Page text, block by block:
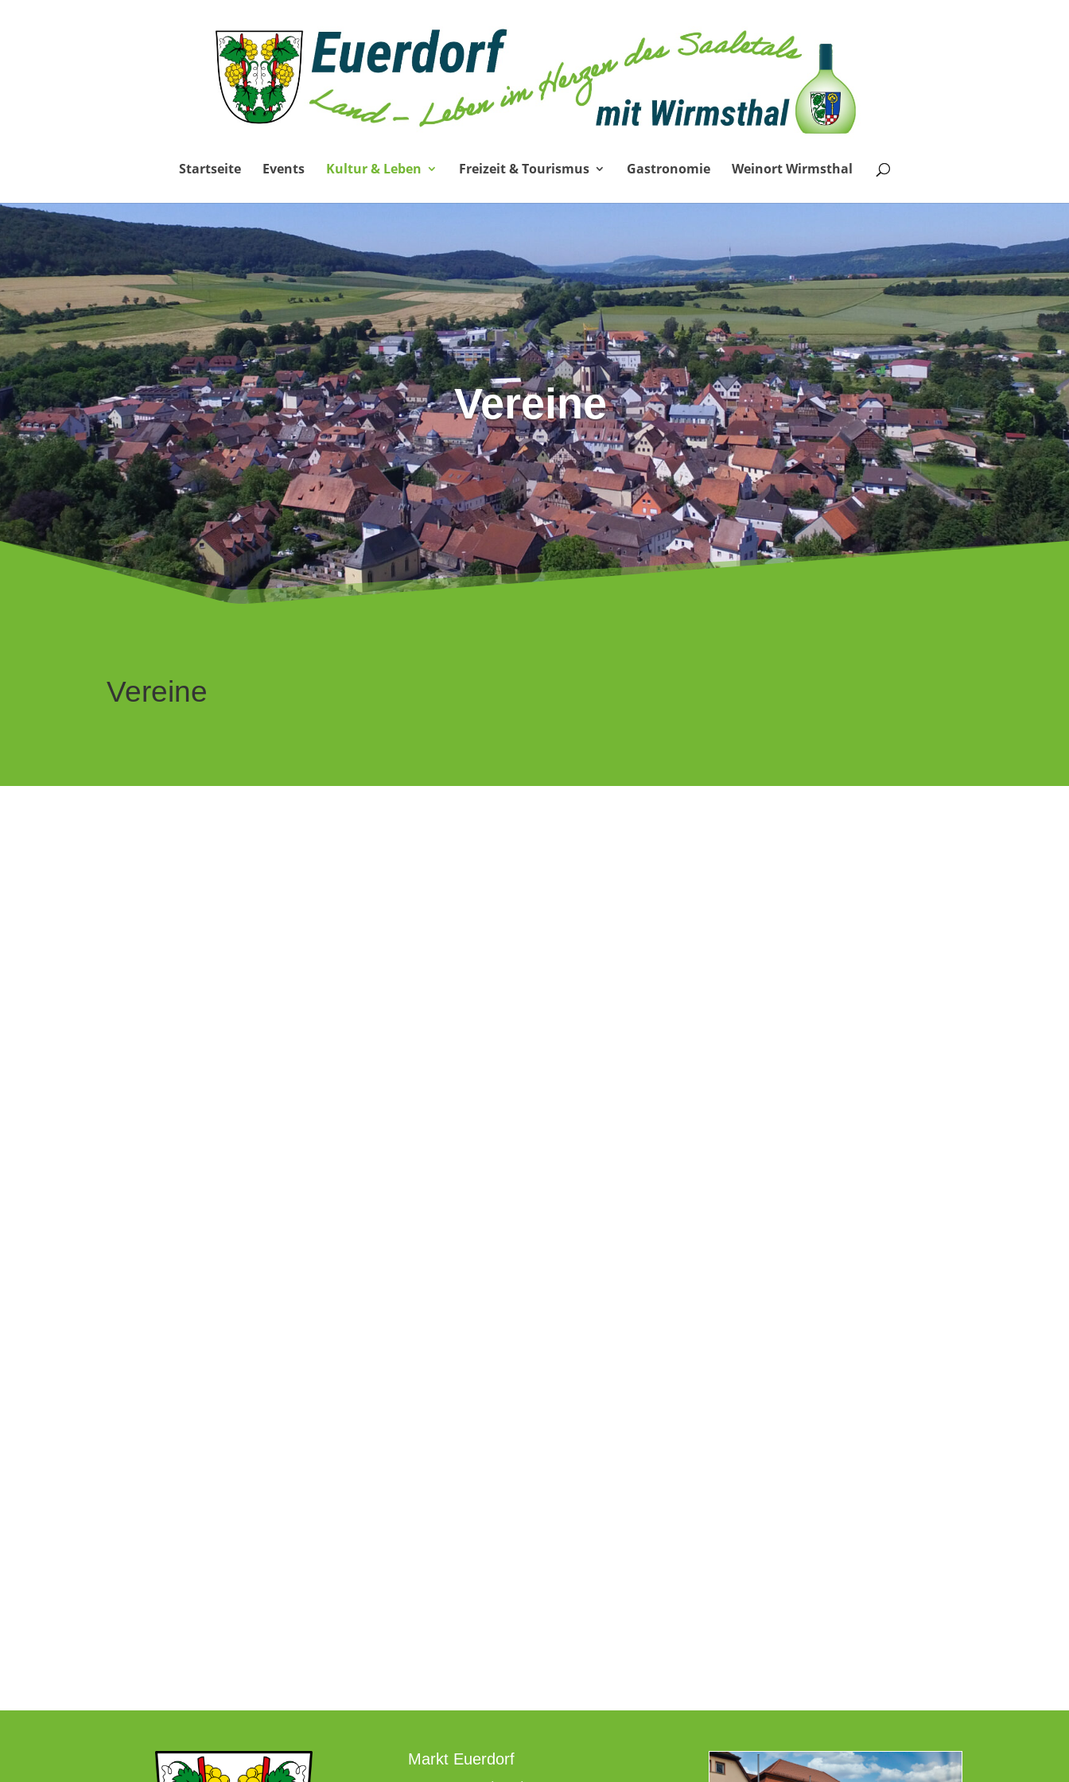
Startseite Events Kultur & Leben Freizeit & Tourismus Gastronomie Weinort Wirmsthal
Vereine
Vereine
Markt Euerdorf